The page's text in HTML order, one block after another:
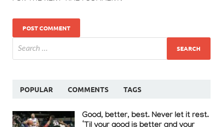
POPULAR COMMENTS TAGS
Good, better, best. Never let it rest.